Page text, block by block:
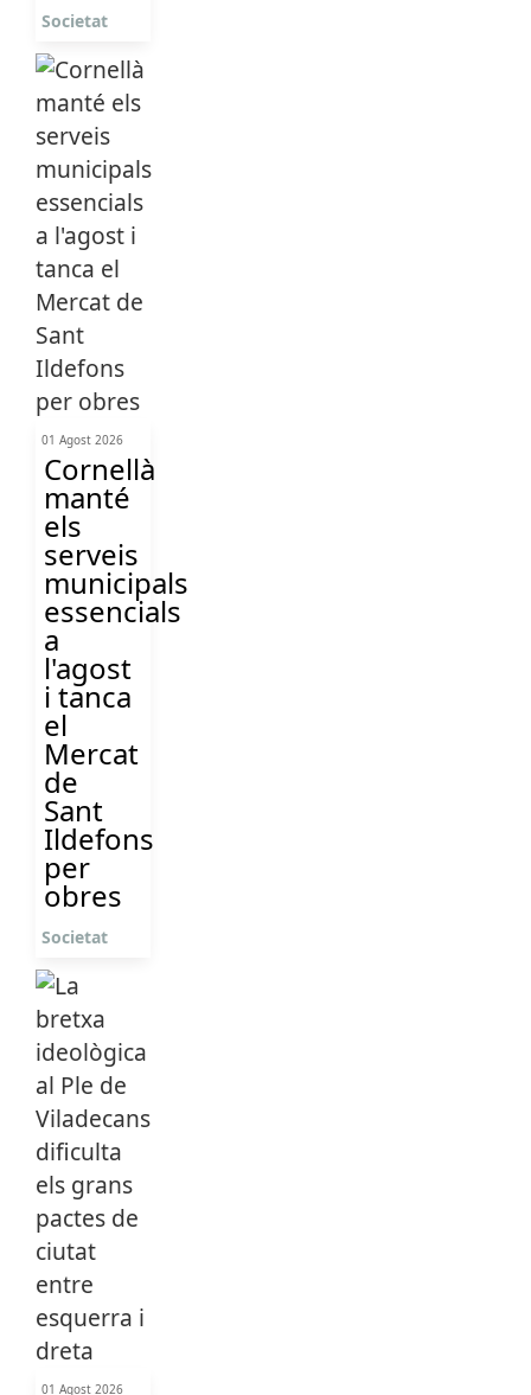
Societat
01 Agost 2026
Cornellà
manté
els
serveis
municipals
essencials
a
l'agost
i tanca
el
Mercat
de
Sant
Ildefons
per
obres
Societat
01 Agost 2026